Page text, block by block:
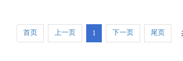
首页 上一页 1 下一页 尾页